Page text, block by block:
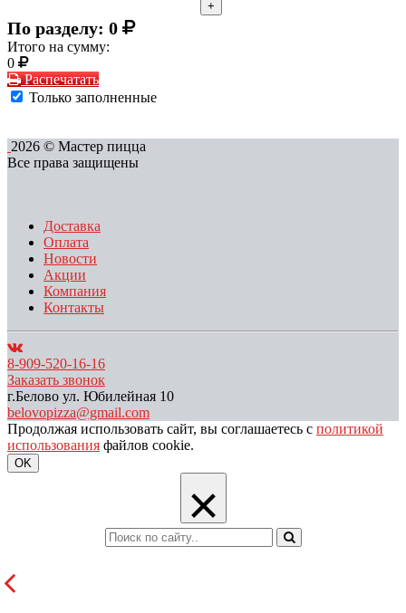
+
По разделу: 0
Итого на сумму:
0
Распечатать
Только заполненные
2026 © Мастер пицца
Все права защищены
Доставка
Оплата
Новости
Акции
Компания
Контакты
8-909-520-16-16
Заказать звонок
г.Белово ул. Юбилейная 10
belovopizza@gmail.com
Продолжая использовать сайт, вы соглашаетесь с политикой
использования файлов cookie.
OK
×